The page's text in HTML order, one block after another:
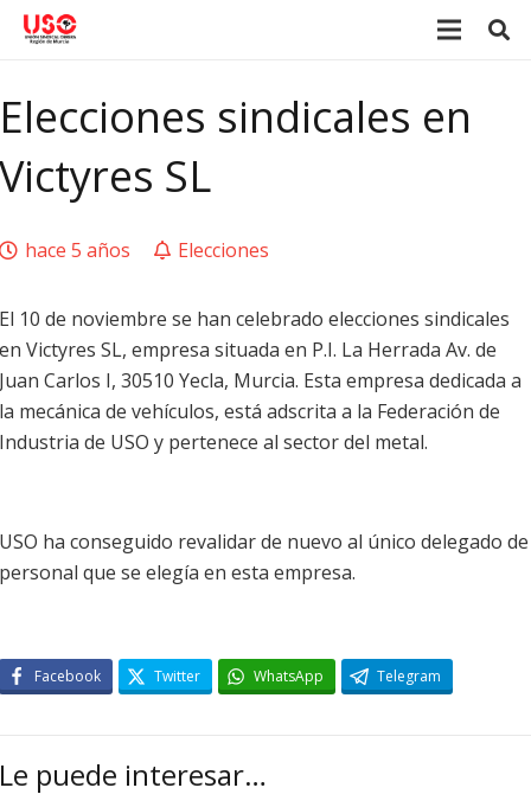
Elecciones sindicales en
Victyres SL
hace 5 años Elecciones
El 10 de noviembre se han celebrado elecciones sindicales
en Victyres SL, empresa situada en P.I. La Herrada Av. de
Juan Carlos I, 30510 Yecla, Murcia. Esta empresa dedicada a
la mecánica de vehículos, está adscrita a la Federación de
Industria de USO y pertenece al sector del metal.
USO ha conseguido revalidar de nuevo al único delegado de
personal que se elegía en esta empresa.
Facebook Twitter WhatsApp Telegram
Le puede interesar…